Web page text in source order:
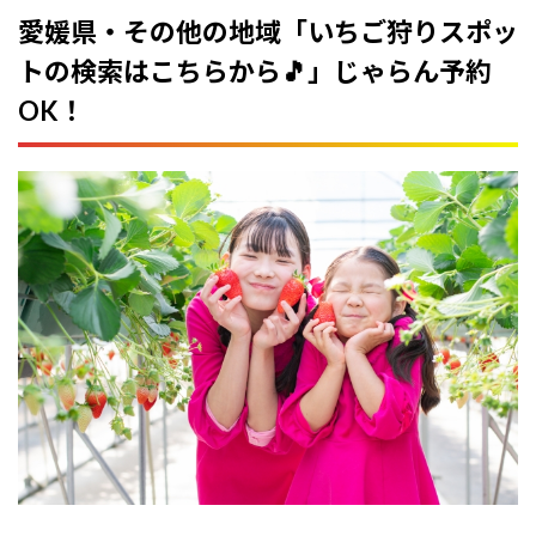
愛媛県・その他の地域「いちご狩りスポッ
トの検索はこちらから🎵」じゃらん予約
OK！